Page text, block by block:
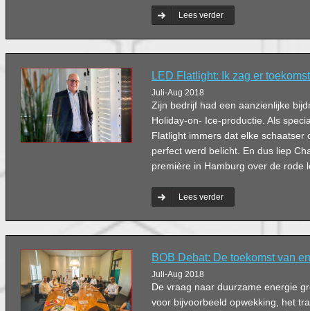
Lees verder
LED Flatlight: Ik zag er
Juli-Aug 2018
Zijn bedrijf had een aanzienlijke
Holiday-on- Ice-productie. Als
Flatlight immers dat elke schaatser
perfect werd belicht. En dus liep
première in Hamburg over de rode
Lees verder
BOB Debat: De toekomst van
Juli-Aug 2018
De vraag naar duurzame energie
voor bijvoorbeeld opwekking, het